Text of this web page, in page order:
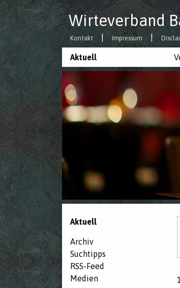
Wirteverband
Kontakt Impressum
Aktuell
Aktuell
Archiv
Suchtipps
RSS-Feed
Medien